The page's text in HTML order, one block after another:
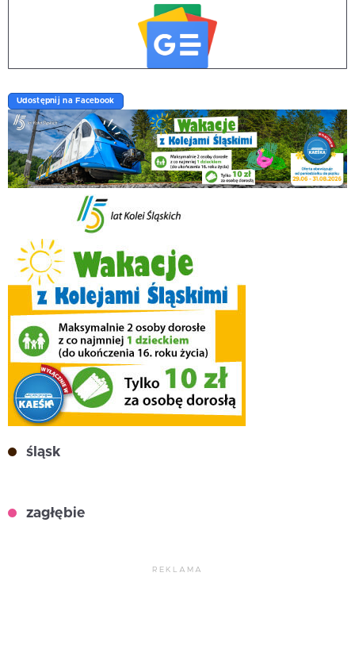
Udostępnij na Facebook
śląsk
zagłębie
REKLAMA